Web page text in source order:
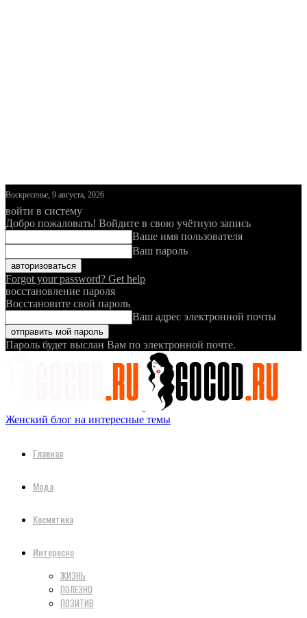
Воскресенье, 9 августа, 2026
войти в систему
Добро пожаловать! Войдите в свою учётную запись
Ваше имя пользователя
Ваш пароль
Forgot your password? Get help
восстановление пароля
Восстановите свой пароль
Ваш адрес электронной почты
Пароль будет выслан Вам по электронной почте.
Женский блог на интересные темы
Главная
Мода
Косметика
Интересно
ЖИЗНЬ
ПОЛЕЗНО
ПОЗИТИВ